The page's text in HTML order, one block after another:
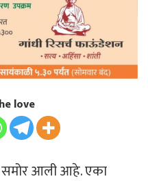
love
समोर आली आहे. एका